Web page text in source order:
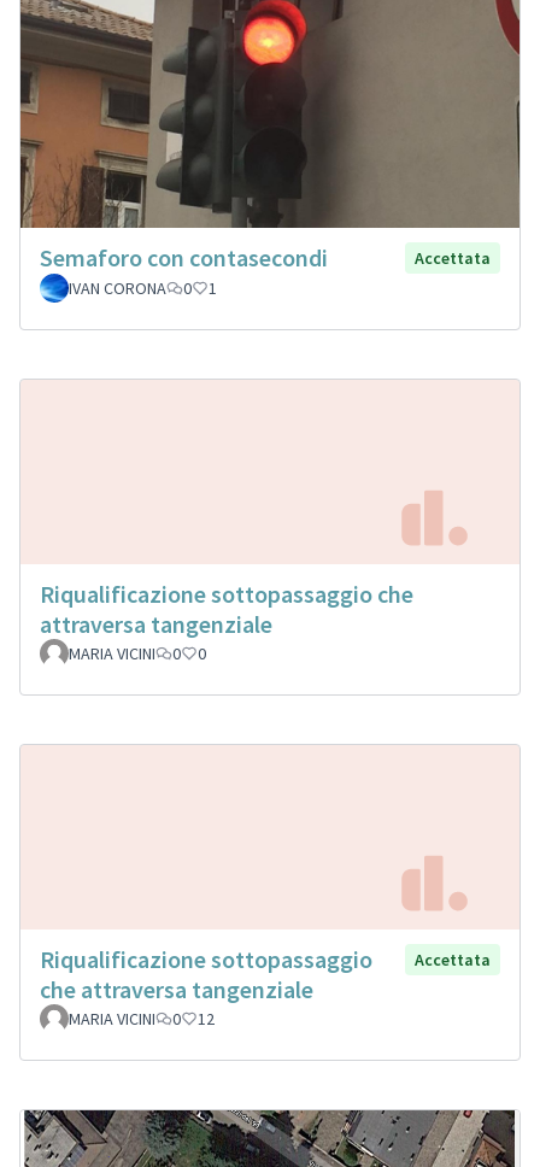
Semaforo con contasecondi
Accettata
IVAN CORONA
0 1
Riqualificazione sottopassaggio che
attraversa tangenziale
MARIA VICINI 0 0
Riqualificazione sottopassaggio
che attraversa tangenziale
Accettata
MARIA VICINI 0 12